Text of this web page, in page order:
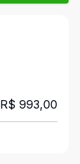
R$ 993,00